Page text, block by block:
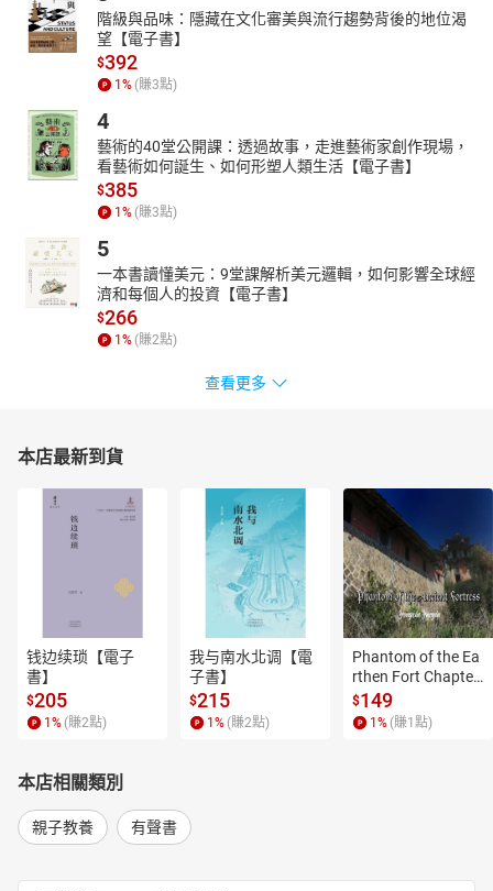
資助的大小朋友已超過十萬人次受益，並獲得臺北市社會局頒發社
福單位優等獎狀，捐助成果有目共睹。往後將持續協助發展遲緩兒
童的早期療育學習經費及醫療設備、支持弱勢地區學童的學習圓夢
關懷。
葛萊美獎得主蕭青陽 親自操刀設計
在時光的隧道中，設計師蕭青陽團隊以科技AI為筆，將古老的童話
與傳說重新編織。如奇幻的繪畫，他勾勒出格林兄弟兩百年前所收
藏流傳於歐洲的怪奇民間故事，編碼繪出的圖像讓故事在虛實之間
交織。古老的影子運用AI撰寫與重現故事的靈魂重生。彷彿穿越了
時空，讓我們在現代科技的迷霧中重新發現了逝去的童年夢境。
《格事話－另一種格林童話》數位專輯封面與實體專輯設計
設計超過上千張唱片封套，合作歌手包括宋祖英、周杰倫、五月
天、江蕙、陳綺貞、許崴、韓庚等。現任美國葛萊美獎、全美獨立
《Beginningless Beginning》獲得美國第65屆葛萊美獎「最佳唱片
章節：
01小矮人的禮物：瑪莎
02披熊皮的人：鳳小岳
03沒有手的女孩：白安
04貓頭鷹：魏如萱
05天鵝王子：徐若瑄
06賭徒漢斯：陳以文
07替人命名的死神：瑪莎
08死神的使者：鳳小岳
09墳頭：白安
階級與品味：隱藏在文化審美與流行趨勢背後的地位渴
望【電子書】
$392
1 % (賺3點)
4
藝術的40堂公開課：透過故事，走進藝術家創作現場，
看藝術如何誕生、如何形塑人類生活【電子書】
$385
1 % (賺3點)
5
一本書讀懂美元：9堂課解析美元邏輯，如何影響全球經
濟和每個人的投資【電子書】
$266
1 % (賺2點)
查看更多
本店最新到貨
钱边续琐【電子
書】
$205
1 % (賺2點)
我与南水北调【電
子書】
$215
1 % (賺2點)
Phantom of the Ea
rthen Fort Chapter
4【有聲書】
$149
1 % (賺1 點)
本店相關類別
親子教養 有聲書